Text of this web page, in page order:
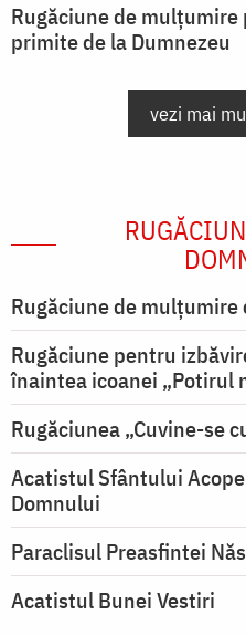
Rugăciune de
primite de la Dumnezeu
vezi mai
Rugăciune de mulţumire
Rugăciune pentru
înaintea icoanei „Potirul
Rugăciunea „Cuvine-se
Acatistul Sfântului
Domnului
Paraclisul Preasfintei
Acatistul Bunei Vestiri